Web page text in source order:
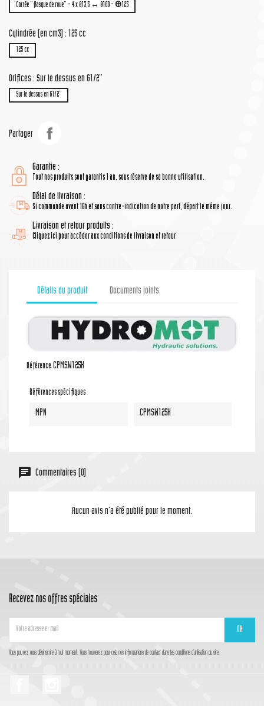
Carrée "flasque de roue" - 4 x Ø13,5 ↔ Ø160 - Ꚛ125
Cylindrée (en cm3) : 125 cc
125 cc
Orifices : Sur le dessus en G1/2''
Sur le dessus en G1/2''
Partager
Garantie :
Tout nos produits sont garantis 1 an, sous réserve de sa bonne utilisation.
Délai de livraison :
Si commande avant 16h et sans contre-indication de notre part, départ le même jour.
Livraison et retour produits :
Cliquez ici pour accéder aux conditions de livraison et retour
Détails du produit Documents joints
Référence CPMSW125K
Références spécifiques
MPN CPMSW125K
Commentaires (0)
Aucun avis n'a été publié pour le moment.
Recevez nos offres spéciales
Vous pouvez vous désinscrire à tout moment. Vous trouverez pour cela nos informations de contact dans les conditions d'utilisation du site.